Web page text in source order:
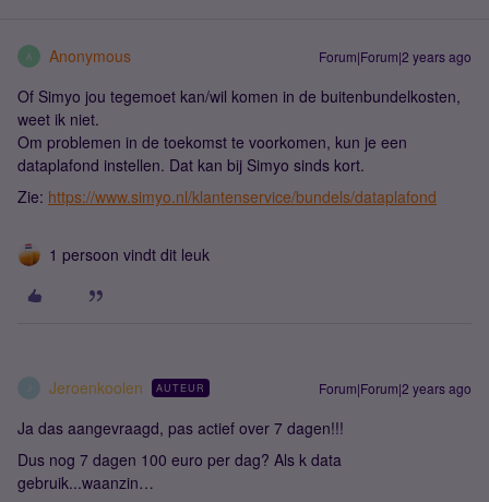
A Anonymous Forum|Forum|2 years ago
Of Simyo jou tegemoet kan/wil komen in de buitenbundelkosten,
weet ik niet.
Om problemen in de toekomst te voorkomen, kun je een
dataplafond instellen. Dat kan bij Simyo sinds kort.
Zie: https://www.simyo.nl/klantenservice/bundels/dataplafond
1 persoon vindt dit leuk
Jeroenkoolen AUTEUR Forum|Forum|2 years ago
Ja das aangevraagd, pas actief over 7 dagen!!!
Dus nog 7 dagen 100 euro per dag? Als k data
gebruik...waanzin…